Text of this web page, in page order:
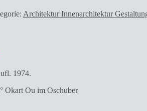
Architektur Innenarchitektur
1974.
Okart Ou im Oschuber